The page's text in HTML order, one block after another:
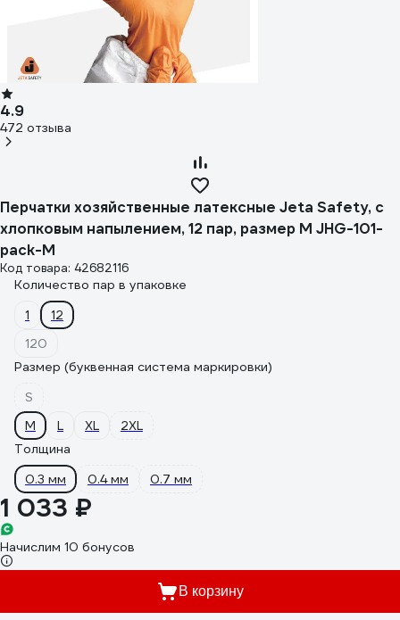
4.9
472 отзыва
Перчатки хозяйственные латексные Jeta Safety, с
хлопковым напылением, 12 пар, размер M JHG-101-
pack-M
Код товара: 42682116
Количество пар в упаковке
1
12
120
Размер (буквенная система маркировки)
S
M
L XL
2XL
Толщина
0.3 мм
0.4 мм 0.7 мм
1 033 ₽
Начислим 10 бонусов
В корзину